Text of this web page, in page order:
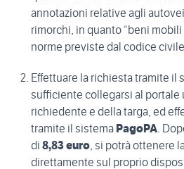
annotazioni relative agli
rimorchi, in quanto “beni
norme previste dal codice civile.
Effettuare la richiesta tramite il
sufficiente collegarsi al portale
richiedente e della targa, ed
tramite il sistema PagoPA .
di 8,83 euro , si potrà ottenere
direttamente sul proprio